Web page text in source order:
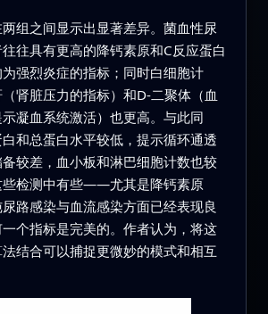
组之间显示出显著差异。菌血性尿
往具有更高的降钙素原和C反应蛋白
强烈炎症的指标；同时白细胞计
肾脏压力的指标）和D-二聚体（血
凝血系统激活）也更高。与此同
和总蛋白水平较低，提示循环通透
较差，血小板和淋巴细胞计数也较
些检测中有些——尤其是降钙素原
路感染与血流感染方面已经表现良
个指标是完美的。作者认为，将这
结合可以捕捉更微妙的模式和相互